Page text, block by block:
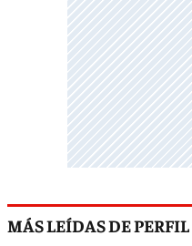
MÁS LEÍDAS DE PERFIL